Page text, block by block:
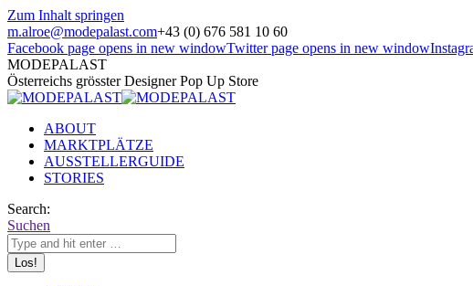
Zum Inhalt springen
m.alroe@modepalast.com+43 (0) 676 581 10 60
Facebook page opens in new windowTwitter page opens in new window
MODEPALAST
Österreichs grösster Designer Pop Up Store
ABOUT
MARKTPLÄTZE
AUSSTELLERGUIDE
STORIES
Search:
Suchen